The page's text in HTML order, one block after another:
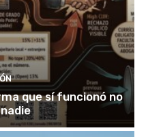
que sí funcionó no